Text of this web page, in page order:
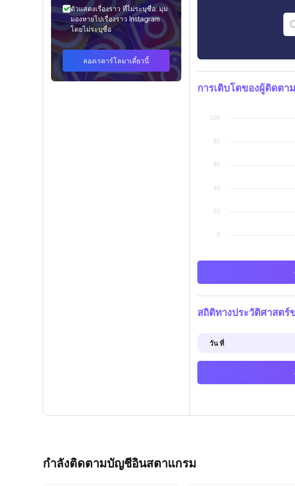
ตัวแสดงเรื่องราว ที่ไม่ระบุชื่อ: มุม
มองหายไปเรื่องราว Instagram
โดยไม่ระบุชื่อ
ลองเรดาร์โลมาเดี๋ยวนี้
การเติบโตของผู้ติดตา
สถิติทางประวัติศาสตร์
วัน ที่
กำลังติดตามบัญชีอินสตาแกรม